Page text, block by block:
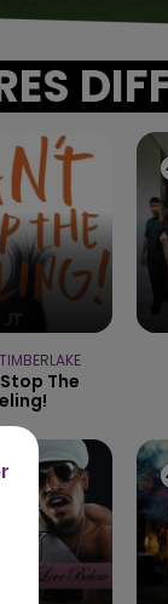
16h00 - 20h00
END
The